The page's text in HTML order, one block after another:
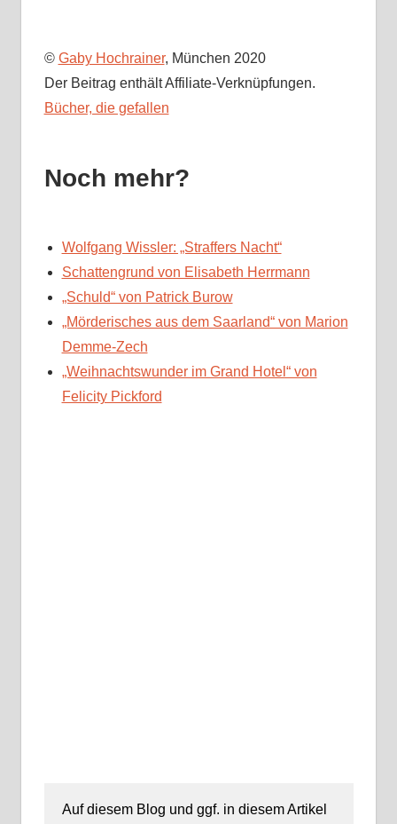
© Gaby Hochrainer, München 2020
Der Beitrag enthält Affiliate-Verknüpfungen.
Bücher, die gefallen
Noch mehr?
Wolfgang Wissler: „Straffers Nacht“
Schattengrund von Elisabeth Herrmann
„Schuld“ von Patrick Burow
„Mörderisches aus dem Saarland“ von Marion
Demme-Zech
„Weihnachtswunder im Grand Hotel“ von
Felicity Pickford
Auf diesem Blog und ggf. in diesem Artikel